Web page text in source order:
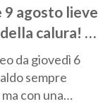
9 agosto lieve
calura! Al
da giovedì 6
sempre
con una